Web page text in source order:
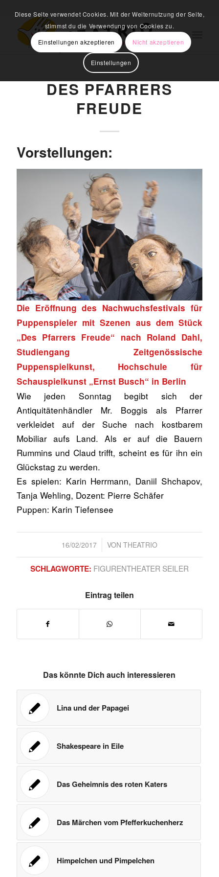
DES PFARRERS
FREUDE
Vorstellungen:
Die Eröffnung des Nachwuchsfestivals für
Puppenspieler mit Szenen aus dem Stück
„Des Pfarrers Freude“ nach Roland Dahl,
Studiengang Zeitgenössische
Puppenspielkunst, Hochschule für
Schauspielkunst „Ernst Busch“ in Berlin
Wie jeden Sonntag begibt sich der
Antiquitätenhändler Mr. Boggis als Pfarrer
verkleidet auf der Suche nach kostbarem
Mobiliar aufs Land. Als er auf die Bauern
Rummins und Claud trifft, scheint es für ihn ein
Glückstag zu werden.
Es spielen: Karin Herrmann, Daniil Shchapov,
Tanja Wehling, Dozent: Pierre Schäfer
Puppen: Karin Tiefensee
16/02/2017
/ VON THEATRIO
SCHLAGWORTE: FIGURENTHEATER SEILER
Eintrag teilen
Das könnte Dich auch interessieren
Lina und der Papagei
Shakespeare in Eile
Das Geheimnis des roten Katers
Das Märchen vom Pfefferkuchenherz
Himpelchen und Pimpelchen
Diese Seite verwendet Cookies. Mit der Weiternutzung der Seite,
stimmst du die Verwendung von Cookies zu.
Einstellungen akzeptieren
Nicht akzeptieren
Einstellungen